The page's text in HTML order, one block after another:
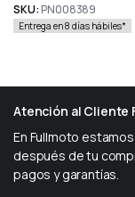
SKU: PN008389
Entrega en 8 días hábiles*
Atención al Cliente
En Fullmoto
después de tu
pagos y garantías.